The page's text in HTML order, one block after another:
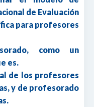
de Evaluación
para profesores
como un
es.
de los profesores
y de profesorado